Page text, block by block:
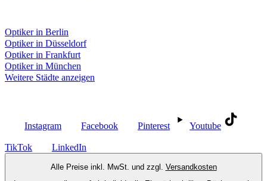
Optiker in Berlin
Optiker in Düsseldorf
Optiker in Frankfurt
Optiker in München
Weitere Städte anzeigen
Instagram Facebook Pinterest Youtube
TikTok LinkedIn
Alle Preise inkl. MwSt. und zzgl. Versandkosten